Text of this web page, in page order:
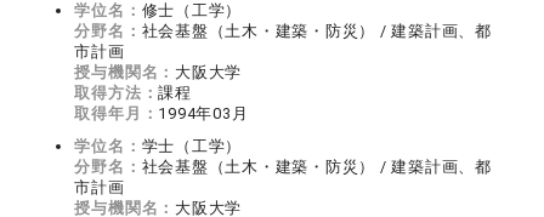
学位名： 修士（工学）
分野名： 社会基盤（土木・建築・防災） / 建築計画、都
市計画
授与機関名： 大阪大学
取得方法：課程
取得年月： 1994年03月
学位名： 学士（工学）
分野名： 社会基盤（土木・建築・防災） / 建築計画、都
市計画
授与機関名： 大阪大学